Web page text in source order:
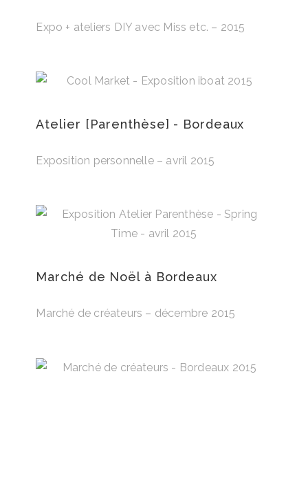
Expo + ateliers DIY avec Miss etc. – 2015
Atelier [Parenthèse] - Bordeaux
Exposition personnelle – avril 2015
Marché de Noël à Bordeaux
Marché de créateurs – décembre 2015